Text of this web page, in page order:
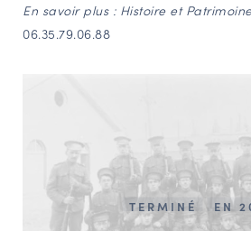
En savoir plus : Histoire et
06.35.79.06.88
TERMINÉ EN